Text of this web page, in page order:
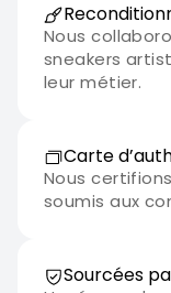
Nous
sneakers
leur métier.
Carte
Nous
soumis aux
Sourcées